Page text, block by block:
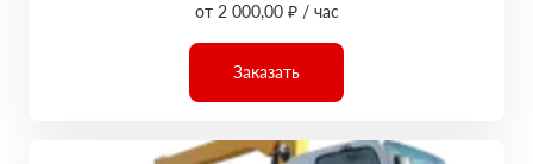
от 2 000,00 ₽ / час
Заказать